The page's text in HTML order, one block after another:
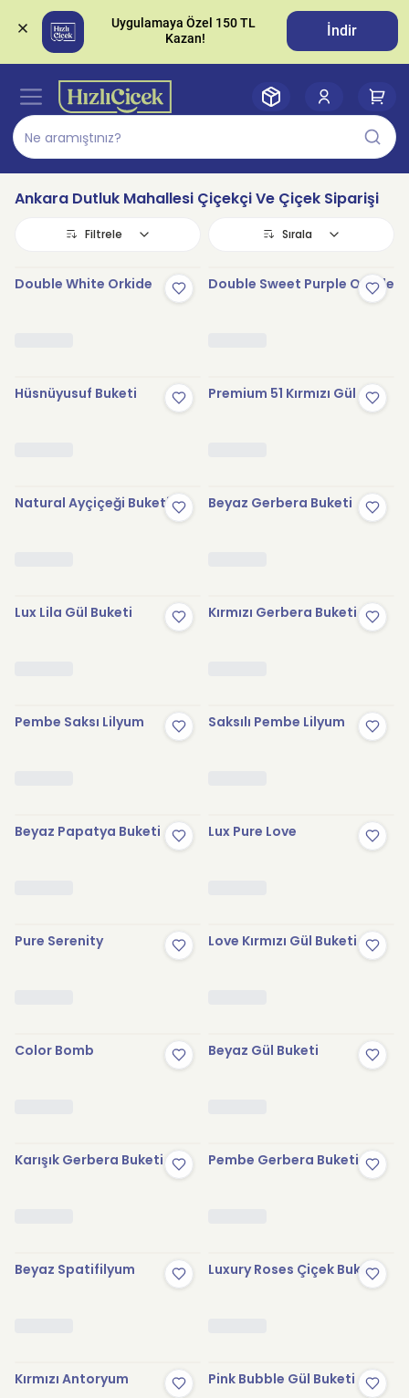
Uygulamaya Özel 150 TL
İndir
Ankara Dutluk Mahallesi Çiçekçi Ve Çiçek Siparişi
Filtrele Sırala
Double White Orkide Double Sweet Purple Orkide
Hüsnüyusuf Buketi Premium 51 Kırmızı Gül
Natural Ayçiçeği Buketi Beyaz Gerbera Buketi
Lux Lila Gül Buketi Kırmızı Gerbera Buketi
Pembe Saksı Lilyum Saksılı Pembe Lilyum
Beyaz Papatya Buketi Lux Pure Love
Pure Serenity Love Kırmızı Gül Buketi
Color Bomb Beyaz Gül Buketi
Karışık Gerbera Buketi Pembe Gerbera Buketi
Beyaz Spatifilyum Luxury Roses Çiçek Buketi
Kırmızı Antoryum Pink Bubble Gül Buketi